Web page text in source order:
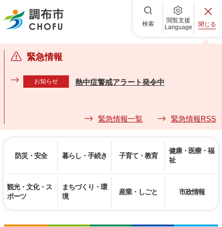
調布市 検索
閲覧支援
Language
閉じる
緊急情報
お知らせ 熱中症警戒アラート発令中
緊急情報一覧 緊急情報RSS
防災・安全 暮らし・手続き 子育て・教育
健康・医療・福
祉
観光・文化・ス
ポーツ
まちづくり・環
境
産業・しごと 市政情報